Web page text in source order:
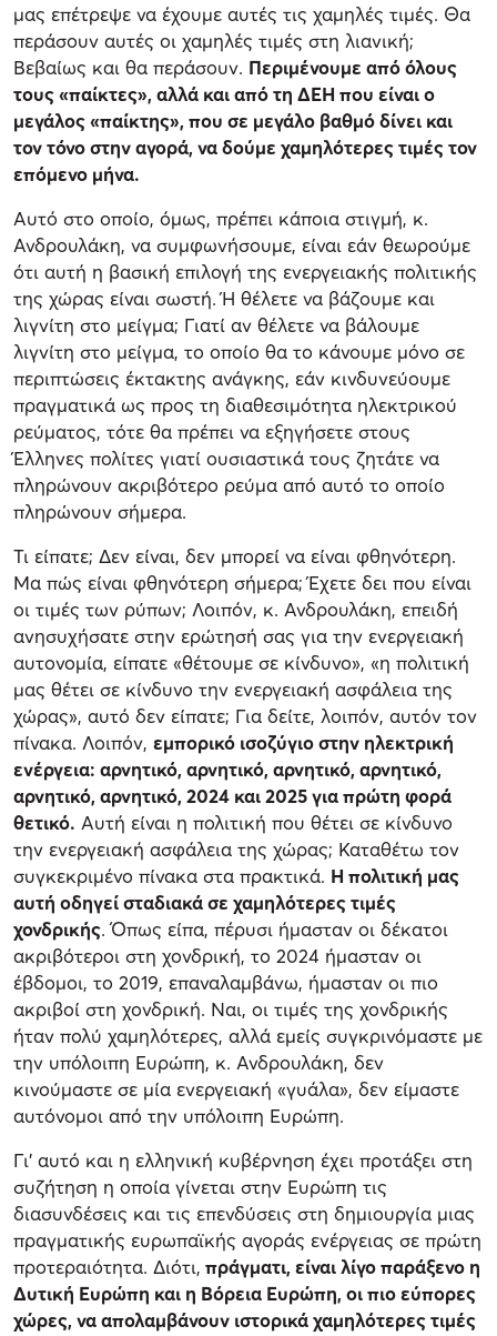
μας επέτρεψε να έχουμε αυτές τις χαμηλές τιμές. Θα
περάσουν αυτές οι χαμηλές τιμές στη λιανική;
Βεβαίως και θα περάσουν. Περιμένουμε από όλους
τους «παίκτες», αλλά και από τη ΔΕΗ που είναι ο
μεγάλος «παίκτης», που σε μεγάλο βαθμό δίνει και
τον τόνο στην αγορά, να δούμε χαμηλότερες τιμές τον
επόμενο μήνα.
Αυτό στο οποίο, όμως, πρέπει κάποια στιγμή, κ.
Ανδρουλάκη, να συμφωνήσουμε, είναι εάν θεωρούμε
ότι αυτή η βασική επιλογή της ενεργειακής πολιτικής
της χώρας είναι σωστή. Ή θέλετε να βάζουμε και
λιγνίτη στο μείγμα; Γιατί αν θέλετε να βάλουμε
λιγνίτη στο μείγμα, το οποίο θα το κάνουμε μόνο σε
περιπτώσεις έκτακτης ανάγκης, εάν κινδυνεύουμε
πραγματικά ως προς τη διαθεσιμότητα ηλεκτρικού
ρεύματος, τότε θα πρέπει να εξηγήσετε στους
Έλληνες πολίτες γιατί ουσιαστικά τους ζητάτε να
πληρώνουν ακριβότερο ρεύμα από αυτό το οποίο
πληρώνουν σήμερα.
Τι είπατε; Δεν είναι, δεν μπορεί να είναι φθηνότερη.
Μα πώς είναι φθηνότερη σήμερα; Έχετε δει που είναι
οι τιμές των ρύπων; Λοιπόν, κ. Ανδρουλάκη, επειδή
ανησυχήσατε στην ερώτησή σας για την ενεργειακή
αυτονομία, είπατε «θέτουμε σε κίνδυνο», «η πολιτική
μας θέτει σε κίνδυνο την ενεργειακή ασφάλεια της
χώρας», αυτό δεν είπατε; Για δείτε, λοιπόν, αυτόν τον
πίνακα. Λοιπόν, εμπορικό ισοζύγιο στην ηλεκτρική
ενέργεια: αρνητικό, αρνητικό, αρνητικό, αρνητικό,
αρνητικό, αρνητικό, 2024 και 2025 για πρώτη φορά
θετικό. Αυτή είναι η πολιτική που θέτει σε κίνδυνο
την ενεργειακή ασφάλεια της χώρας; Καταθέτω τον
συγκεκριμένο πίνακα στα πρακτικά. Η πολιτική μας
αυτή οδηγεί σταδιακά σε χαμηλότερες τιμές
χονδρικής. Όπως είπα, πέρυσι ήμασταν οι δέκατοι
ακριβότεροι στη χονδρική, το 2024 ήμασταν οι
έβδομοι, το 2019, επαναλαμβάνω, ήμασταν οι πιο
ακριβοί στη χονδρική. Ναι, οι τιμές της χονδρικής
ήταν πολύ χαμηλότερες, αλλά εμείς συγκρινόμαστε με
την υπόλοιπη Ευρώπη, κ. Ανδρουλάκη, δεν
κινούμαστε σε μία ενεργειακή «γυάλα», δεν είμαστε
αυτόνομοι από την υπόλοιπη Ευρώπη.
Γι’ αυτό και η ελληνική κυβέρνηση έχει προτάξει στη
συζήτηση η οποία γίνεται στην Ευρώπη τις
διασυνδέσεις και τις επενδύσεις στη δημιουργία μιας
πραγματικής ευρωπαϊκής αγοράς ενέργειας σε πρώτη
προτεραιότητα. Διότι, πράγματι, είναι λίγο παράξενο η
Δυτική Ευρώπη και η Βόρεια Ευρώπη, οι πιο εύπορες
χώρες, να απολαμβάνουν ιστορικά χαμηλότερες τιμές